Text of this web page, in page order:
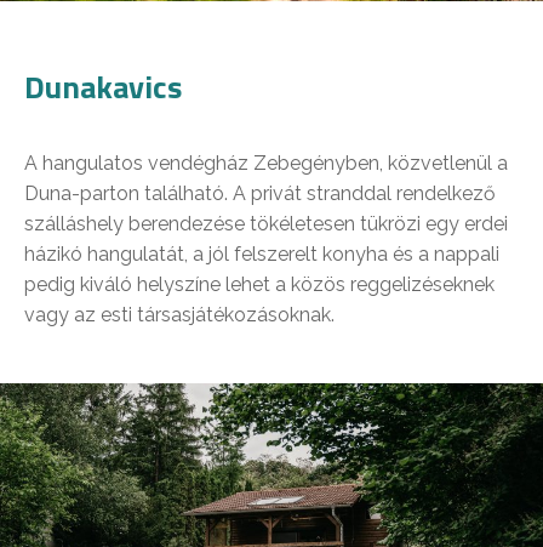
Dunakavics
A hangulatos vendégház Zebegényben, közvetlenül a
Duna-parton található. A privát stranddal rendelkező
szálláshely berendezése tökéletesen tükrözi egy erdei
házikó hangulatát, a jól felszerelt konyha és a nappali
pedig kiváló helyszíne lehet a közös reggelizéseknek
vagy az esti társasjátékozásoknak.